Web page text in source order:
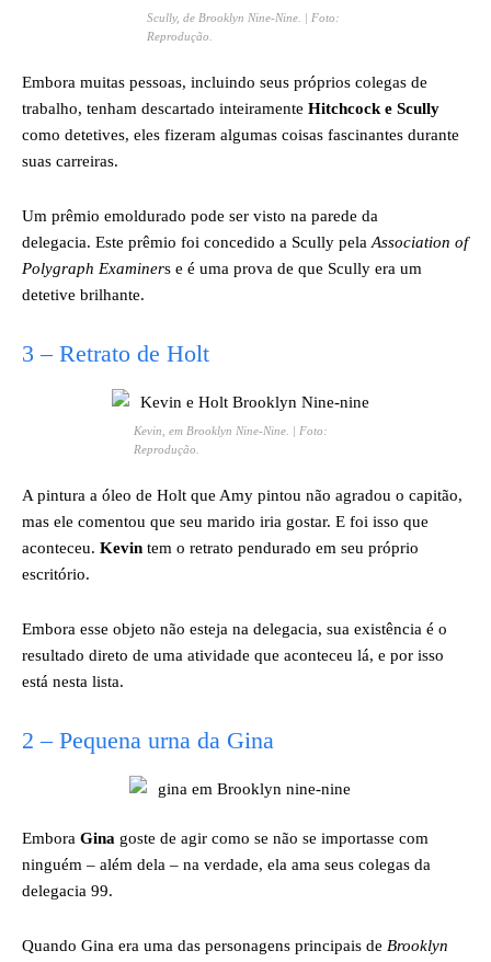
Scully, de Brooklyn Nine-Nine . | Foto:
Reprodução.
Embora muitas pessoas, incluindo seus próprios colegas de
trabalho, tenham descartado inteiramente Hitchcock e Scully
como detetives, eles fizeram algumas coisas fascinantes durante
suas carreiras.
Um prêmio emoldurado pode ser visto na parede da
delegacia. Este prêmio foi concedido a Scully pela Association of
Polygraph Examiners e é uma prova de que Scully era um
detetive brilhante.
3 – Retrato de Holt
Kevin, em Brooklyn Nine-Nine. | Foto:
Reprodução.
A pintura a óleo de Holt que Amy pintou não agradou o capitão,
mas ele comentou que seu marido iria gostar. E foi isso que
aconteceu. Kevin tem o retrato pendurado em seu próprio
escritório.
Embora esse objeto não esteja na delegacia, sua existência é o
resultado direto de uma atividade que aconteceu lá, e por isso
está nesta lista.
2 – Pequena urna da Gina
Embora Gina goste de agir como se não se importasse com
ninguém – além dela – na verdade, ela ama seus colegas da
delegacia 99.
Quando Gina era uma das personagens principais de Brooklyn